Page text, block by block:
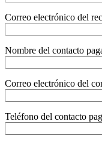
Correo electrónico del
Nombre del contacto
Correo electrónico del
Teléfono del contacto